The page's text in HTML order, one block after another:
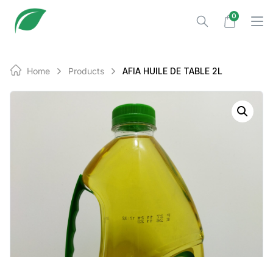
0
Home Products AFIA HUILE DE TABLE 2L